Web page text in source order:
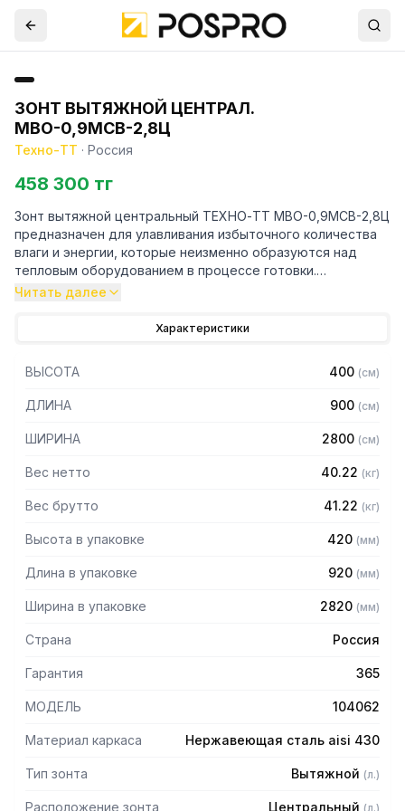
ЗОНТ ВЫТЯЖНОЙ ЦЕНТРАЛ.
МВО-0,9МСВ-2,8Ц
Техно-ТТ · Россия
458 300 тг
Зонт вытяжной центральный ТЕХНО-ТТ МВО-0,9МСВ-2,8Ц
предназначен для улавливания избыточного количества
влаги и энергии, которые неизменно образуются над
тепловым оборудованием в процессе готовки.
капли жира, которые в противном случае оседали бы на
защищает сотрудников горячего цеха.
Особенности:
— Бескаркасный
0,8мм
— Поставляется в собранном виде
Читать далее
Характеристики
ВЫСОТА 400 (см)
ДЛИНА 900 (см)
ШИРИНА 2800 (см)
Вес нетто 40.22 (кг)
Вес брутто 41.22 (кг)
Высота в упаковке 420 (мм)
Длина в упаковке 920 (мм)
Ширина в упаковке 2820 (мм)
Страна Россия
Гарантия 365
МОДЕЛЬ 104062
Материал каркаса Нержавеющая сталь aisi 430
Тип зонта Вытяжной (л.)
Расположение зонта Центральный (л.)